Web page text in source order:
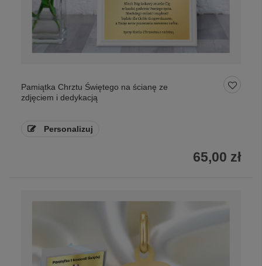
Pamiątka Chrztu Świętego na ścianę ze
zdjęciem i dedykacją
Personalizuj
65,00 zł